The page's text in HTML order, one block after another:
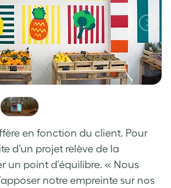
en fonction du client. Pour
d’un projet relève de la
un point d’équilibre. « Nous
notre empreinte sur nos